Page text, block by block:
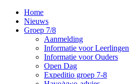
Home
Nieuws
Groep 7/8
Aanmelding
Informatie voor Leerlingen
Informatie voor Ouders
Open Dag
Expeditio groep 7-8